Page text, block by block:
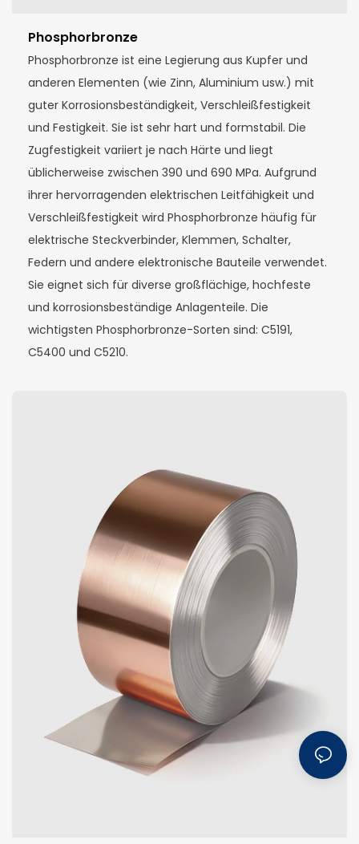
Phosphorbronze
Phosphorbronze ist eine Legierung aus Kupfer und
anderen Elementen (wie Zinn, Aluminium usw.) mit
guter Korrosionsbeständigkeit, Verschleißfestigkeit
und Festigkeit. Sie ist sehr hart und formstabil. Die
Zugfestigkeit variiert je nach Härte und liegt
üblicherweise zwischen 390 und 690 MPa. Aufgrund
ihrer hervorragenden elektrischen Leitfähigkeit und
Verschleißfestigkeit wird Phosphorbronze häufig für
elektrische Steckverbinder, Klemmen, Schalter,
Federn und andere elektronische Bauteile verwendet.
Sie eignet sich für diverse großflächige, hochfeste
und korrosionsbeständige Anlagenteile. Die
wichtigsten Phosphorbronze-Sorten sind: C5191,
C5400 und C5210.